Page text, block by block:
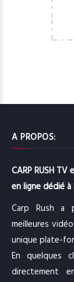
A PROPOS:
CARP RUSH
en ligne dédié
Carp Rush a
meilleures
unique plate-
En quelques
directement